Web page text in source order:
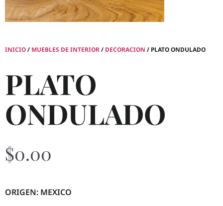
INICIO/ MUEBLES DE INTERIOR/ DECORACION / PLATO ONDULADO
PLATO
ONDULADO
$0.00
ORIGEN: MEXICO